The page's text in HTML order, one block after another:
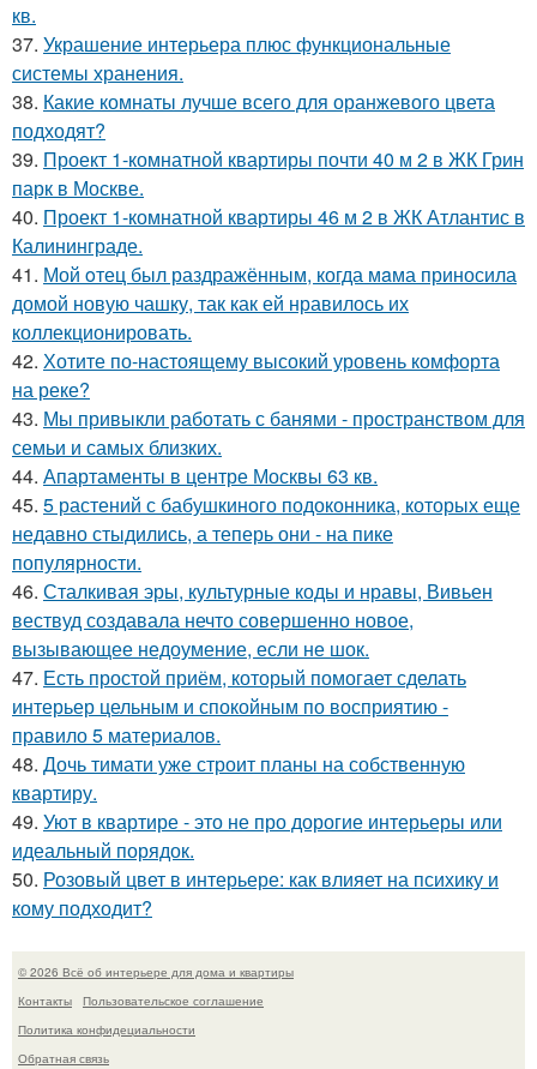
кв.
37. Украшение интерьера плюс функциональные
системы хранения.
38. Какие комнаты лучше всего для оранжевого цвета
подходят?
39. Проект 1-комнатной квартиры почти 40 м 2 в ЖК Грин
парк в Москве.
40. Проект 1-комнатной квартиры 46 м 2 в ЖК Атлантис в
Калининграде.
41. Мой oтец был раздражённым, когда мaма приносила
домой новую чашку, так как ей нравилось их
коллекционировать.
42. Хотите по-настоящему высокий уровень комфорта
на реке?
43. Мы привыкли работать с банями - пространством для
семьи и самых близких.
44. Апартаменты в центре Москвы 63 кв.
45. 5 растений с бабушкиного подоконника, которых еще
недавно стыдились, а теперь они - на пике
популярности.
46. Сталкивая эры, культурные коды и нравы, Вивьен
вествуд создавала нечто совершенно новое,
вызывающее недоумение, если не шок.
47. Есть простой приём, который помогает сделать
интерьер цельным и спокойным по восприятию -
правило 5 материалов.
48. Дочь тимати уже строит планы на собственную
квартиру.
49. Уют в квартире - это не про дорогие интерьеры или
идеальный порядок.
50. Розовый цвет в интерьере: как влияет на психику и
кому подходит?
© 2026 Всё об интерьере для дома и квартиры
Контакты
Пользовательское соглашение
Политика конфидециальности
Обратная связь